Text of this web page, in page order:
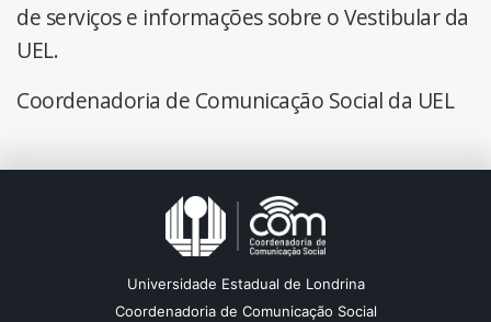
de serviços e informações sobre o Vestibular da
UEL.
Coordenadoria de Comunicação Social da UEL
Universidade Estadual de Londrina
Coordenadoria de Comunicação Social